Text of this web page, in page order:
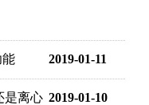
2019-01-11
能
2019-01-10
是离心